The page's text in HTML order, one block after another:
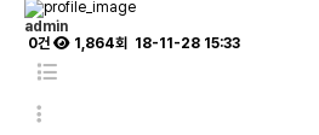
admin
0건
1,864회 18-11-28 15:33